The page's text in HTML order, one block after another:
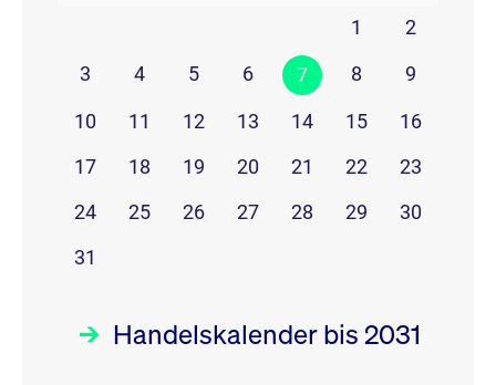
1
2
3
4 5 6 7 8 9
10 11 12 13 14 15
16
17
18 19 20 21 22
23
24
25 26 27 28 29
30
31
Handelskalender bis 2031